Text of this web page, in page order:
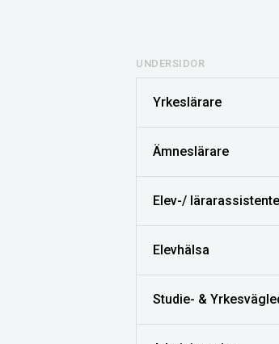
UNDERSIDOR
Yrkeslärare
Ämneslärare
Elev-/
Elevhälsa
Studie- &